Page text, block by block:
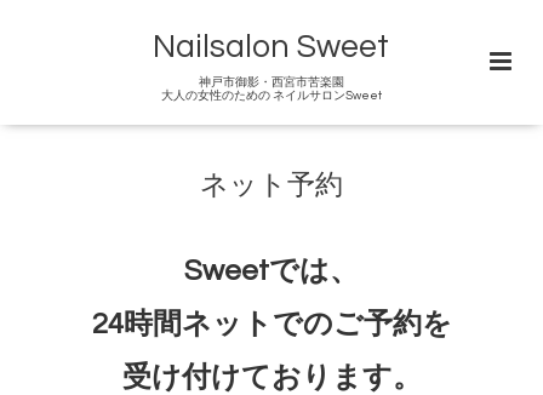
Nailsalon Sweet
神戸市御影・西宮市苦楽園
大人の女性のための ネイルサロンSweet
ネット予約
Sweetでは、
24時間ネットでのご予約を
受け付けております。